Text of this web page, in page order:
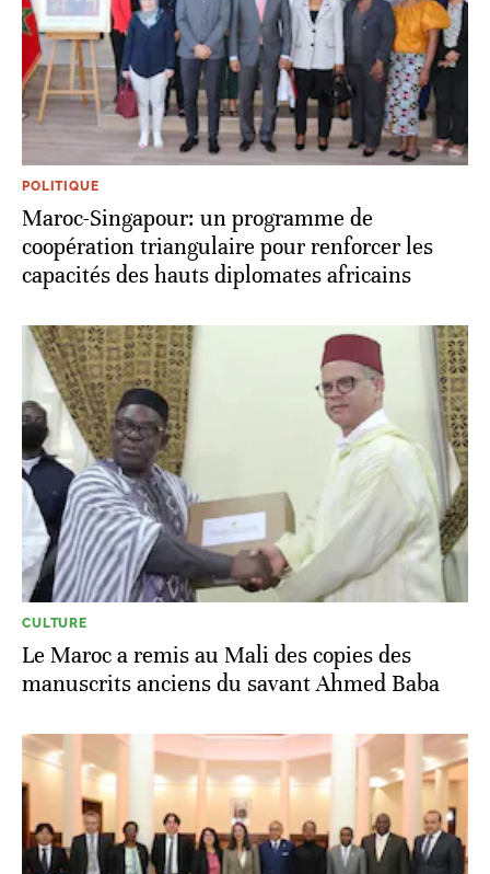
POLITIQUE
Maroc-Singapour: un programme de
coopération triangulaire pour renforcer les
capacités des hauts diplomates africains
CULTURE
Le Maroc a remis au Mali des copies des
manuscrits anciens du savant Ahmed Baba